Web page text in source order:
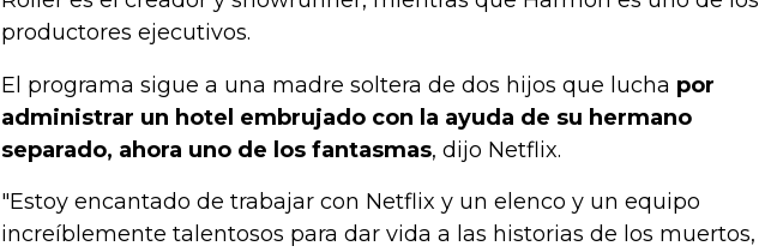
productores ejecutivos.
El programa sigue a una madre soltera de dos hijos que lucha por
administrar un hotel embrujado con la ayuda de su hermano
separado, ahora uno de los fantasmas, dijo Netflix.
"Estoy encantado de trabajar con Netflix y un elenco y un equipo
increíblemente talentosos para dar vida a las historias de los muertos,